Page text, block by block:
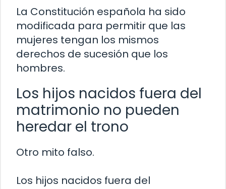
La Constitución española ha sido
modificada para permitir que las
mujeres tengan los mismos
derechos de sucesión que los
hombres.
Los hijos nacidos fuera del
matrimonio no pueden
heredar el trono
Otro mito falso.
Los hijos nacidos fuera del